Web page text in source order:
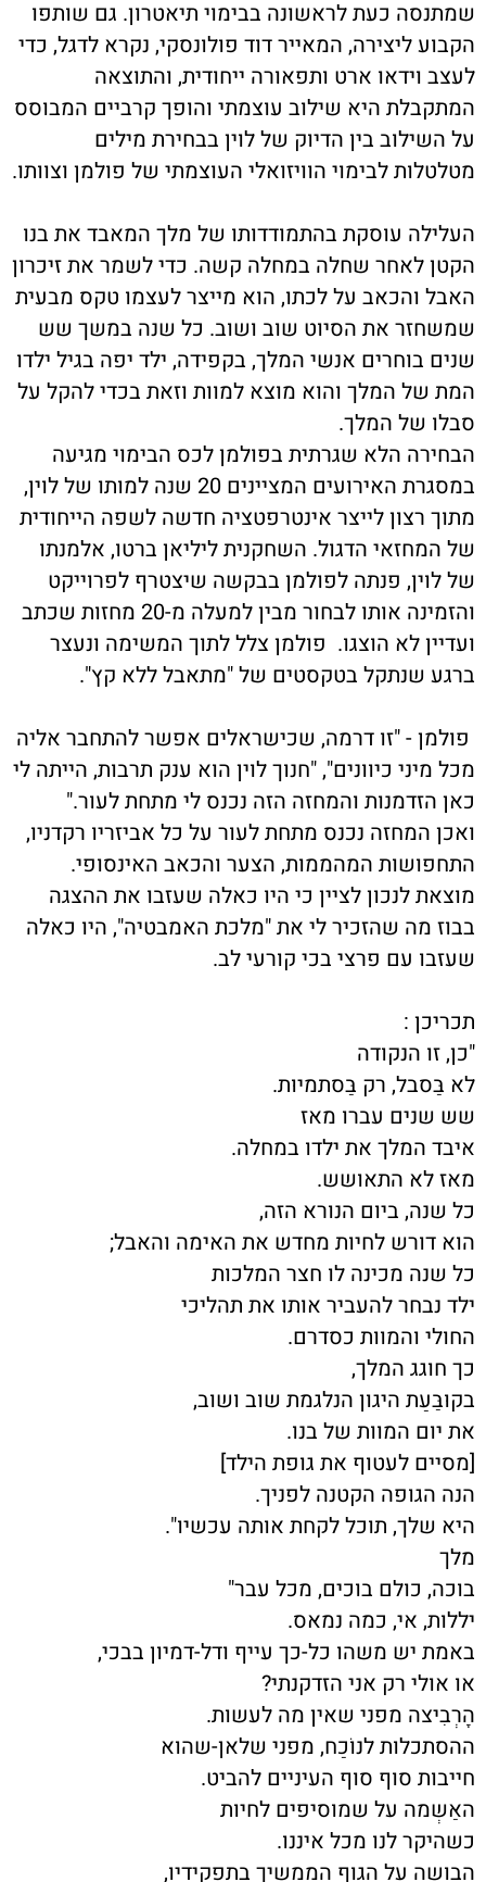
שמתנסה כעת לראשונה בבימוי תיאטרון. גם שותפו
הקבוע ליצירה, המאייר דוד פולונסקי, נקרא לדגל, כדי
לעצב וידאו ארט ותפאורה ייחודית, והתוצאה
המתקבלת היא שילוב עוצמתי והופך קרביים המבוסס
על השילוב בין הדיוק של לוין בבחירת מילים
מטלטלות לבימוי הוויזואלי העוצמתי של פולמן וצוותו.
העלילה עוסקת בהתמודדותו של מלך המאבד את בנו
הקטן לאחר שחלה במחלה קשה. כדי לשמר את זיכרון
האבל והכאב על לכתו, הוא מייצר לעצמו טקס מבעית
שמשחזר את הסיוט שוב ושוב. כל שנה במשך שש
שנים בוחרים אנשי המלך, בקפידה, ילד יפה בגיל ילדו
המת של המלך והוא מוצא למוות וזאת בכדי להקל על
סבלו של המלך.
הבחירה הלא שגרתית בפולמן לכס הבימוי מגיעה
במסגרת האירועים המציינים 20 שנה למותו של לוין,
מתוך רצון לייצר אינטרפטציה חדשה לשפה הייחודית
של המחזאי הדגול. השחקנית ליליאן ברטו, אלמנתו
של לוין, פנתה לפולמן בבקשה שיצטרף לפרוייקט
והזמינה אותו לבחור מבין למעלה מ-20 מחזות שכתב
ועדיין לא הוצגו. פולמן צלל לתוך המשימה ונעצר
ברגע שנתקל בטקסטים של "מתאבל ללא קץ".
פולמן - "זו דרמה, שכישראלים אפשר להתחבר אליה
מכל מיני כיוונים", "חנוך לוין הוא ענק תרבות, הייתה לי
כאן הזדמנות והמחזה הזה נכנס לי מתחת לעור."
ואכן המחזה נכנס מתחת לעור על כל אביזריו רקדניו,
התחפושות המהממות, הצער והכאב האינסופי.
מוצאת לנכון לציין כי היו כאלה שעזבו את ההצגה
בבוז מה שהזכיר לי את "מלכת האמבטיה", היו כאלה
שעזבו עם פרצי בכי קורעי לב.
תכריכן :
"כן, זו הנקודה
לא בַּסבל, רק בַּסתמיוּת.
שש שנים עברו מאז
איבד המלך את ילדו במחלה.
מאז לא התאושש.
כל שנה, ביום הנורא הזה,
הוא דורש לחיות מחדש את האימה והאבל;
כל שנה מכינה לו חצר המלכות
ילד נבחר להעביר אותו את תהליכי
החולי והמוות כסדרם.
כך חוגג המלך,
בקוּבַּעַת היגון הנלגמת שוב ושוב,
את יום המוות של בנו.
[מסיים לעטוף את גופת הילד]
הנה הגופה הקטנה לפניך.
היא שלך, תוכל לקחת אותה עכשיו".
מלך
בוכה, כולם בוכים, מכל עבר"
יללות, אי, כמה נמאס.
באמת יש משהו כל-כך עייף ודל-דמיון בבכי,
או אולי רק אני הזדקנתי?
הָרְבִיצה מפני שאין מה לעשות.
ההסתכלות לנוֹכַח, מפני שלאן-שהוא
חייבות סוף סוף העיניים להביט.
האַשְמה על שמוסיפים לחיות
כשהיקר לנו מכל איננו.
הבושה על הגוף הממשיך בתפקידיו,